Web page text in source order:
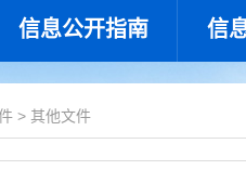
信息公开指南 信
> 其他文件